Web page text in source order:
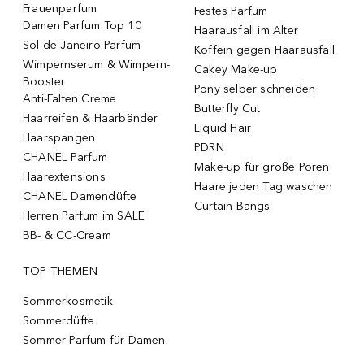
Frauenparfum
Damen Parfum Top 10
Sol de Janeiro Parfum
Wimpernserum & Wimpern-
Booster
Anti-Falten Creme
Haarreifen & Haarbänder
Haarspangen
CHANEL Parfum
Haarextensions
CHANEL Damendüfte
Herren Parfum im SALE
BB- & CC-Cream
Festes Parfum
Haarausfall im Alter
Koffein gegen Haarausfall
Cakey Make-up
Pony selber schneiden
Butterfly Cut
Liquid Hair
PDRN
Make-up für große Poren
Haare jeden Tag waschen
Curtain Bangs
TOP THEMEN
Sommerkosmetik
Sommerdüfte
Sommer Parfum für Damen